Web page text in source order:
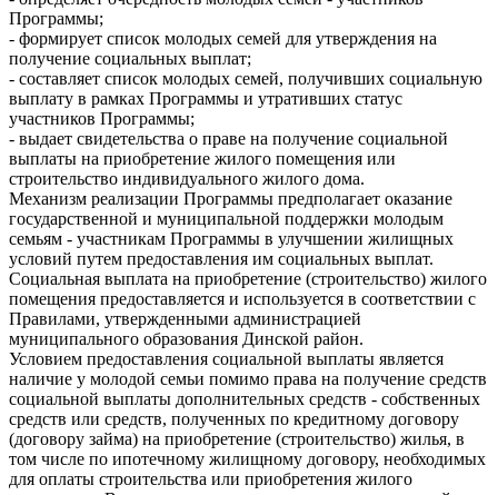
Программы;
- формирует список молодых семей для утверждения на
получение социальных выплат;
- составляет список молодых семей, получивших социальную
выплату в рамках Программы и утративших статус
участников Программы;
- выдает свидетельства о праве на получение социальной
выплаты на приобретение жилого помещения или
строительство индивидуального жилого дома.
Механизм реализации Программы предполагает оказание
государственной и муниципальной поддержки молодым
семьям - участникам Программы в улучшении жилищных
условий путем предоставления им социальных выплат.
Социальная выплата на приобретение (строительство) жилого
помещения предоставляется и используется в соответствии с
Правилами, утвержденными администрацией
муниципального образования Динской район.
Условием предоставления социальной выплаты является
наличие у молодой семьи помимо права на получение средств
социальной выплаты дополнительных средств - собственных
средств или средств, полученных по кредитному договору
(договору займа) на приобретение (строительство) жилья, в
том числе по ипотечному жилищному договору, необходимых
для оплаты строительства или приобретения жилого